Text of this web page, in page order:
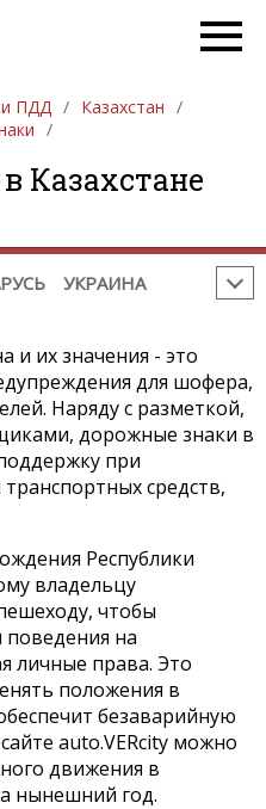
и ПДД
Казахстан
Казахстане
УКРАИНА
ДВИЖЕНИЯ
РАЗМЕТКА
и их значения - это
для шофера,
Наряду с разметкой,
дорожные знаки в
при
средств,
Республики
владельцу
чтобы
на
личные права. Это
положения в
безаварийную
auto.VERcity можно
движения в
нынешний год.